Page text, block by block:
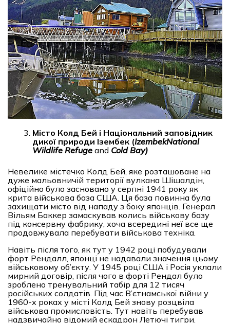
Місто Колд Бей і Національний заповідник
дикої природи Ізембек (IzembekNational
Wildlife Refuge and Cold Bay)
Невелике містечко Колд Бей, яке розташоване на
дуже мальовничій території вулкана Шішалдін,
офіційно було засновано у серпні 1941 року як
крита військова база США. Ця база повинна була
захищати місто від нападу з боку японців. Генерал
Вільям Баккер замаскував колись військову базу
під консервну фабрику, хоча всередині неї все ще
продовжувала перебувати військова техніка.
Навіть після того, як тут у 1942 році побудували
форт Рендалл, японці не надавали значення цьому
військовому об’єкту. У 1945 році США і Росія уклали
мирний договір, після чого в форті Рендал було
зроблено тренувальний табір для 12 тисяч
російських солдатів. Під час В’єтнамської війни у
1960-х роках у місті Колд Бей знову розцвіла
військова промисловість. Тут навіть перебував
надзвичайно відомий ескадрон Летючі тигри.